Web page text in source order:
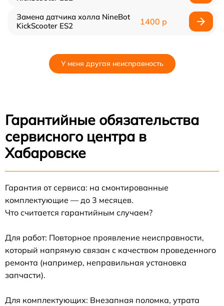
Замена датчика холла NineBot
KickScooter ES2
1400 р
У меня другая неисправность
Гарантийные обязательства
сервисного центра в
Хабаровске
Гарантия от сервиса: на смонтированные
комплектующие — до 3 месяцев.
Что считается гарантийным случаем?
Для работ: Повторное проявление неисправности,
который напрямую связан с качеством проведенного
ремонта (например, неправильная установка
запчасти).
Для комплектующих: Внезапная поломка, утрата